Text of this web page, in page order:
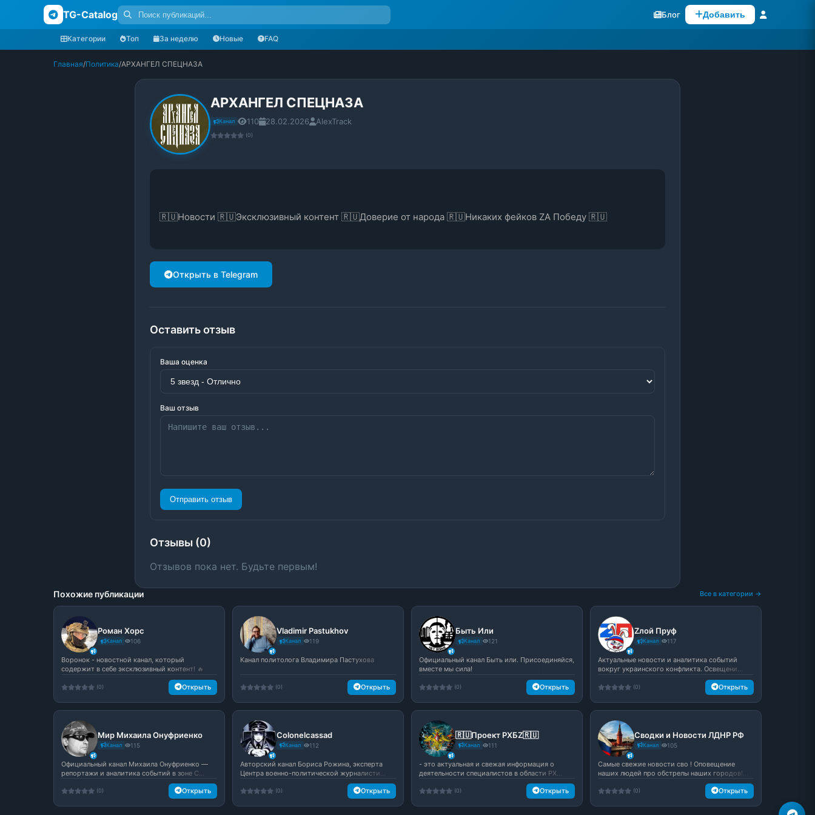
TG-Catalog Блог Добавить
Категории Топ За неделю Новые FAQ
Главная/Политика/АРХАНГЕЛ СПЕЦНАЗА
АРХАНГЕЛ СПЕЦНАЗА
Канал 110 28.02.2026 AlexTrack
(0)
🇷🇺Новости 🇷🇺Эксклюзивный контент 🇷🇺Доверие от народа 🇷🇺Никаких фейков ZA Победу 🇷🇺
Открыть в Telegram
Оставить отзыв
Ваша оценка
Ваш отзыв
Отправить отзыв
Отзывы (0)
Отзывов пока нет. Будьте первым!
Похожие публикации Все в категории →
Роман Хорс
Канал 106
Воронок - новостной канал, который
содержит в себе эксклюзивный контент! 🔥
(0) Открыть
Vladimir Pastukhov
Канал 119
Канал политолога Владимира Пастухова
(0) Открыть
Быть Или
Канал 121
Официальный канал Быть или. Присоединяйся,
вместе мы сила!
(0) Открыть
Zлой Пруф️
Канал 117
Актуальные новости и аналитика событий
вокруг украинского конфликта. Освещени...
(0) Открыть
Мир Михаила Онуфриенко
Канал 115
Официальный канал Михаила Онуфриенко —
репортажи и аналитика событий в зоне С...
(0) Открыть
Colonelcassad
Канал 112
Авторский канал Бориса Рожина, эксперта
Центра военно-политической журналисти...
(0) Открыть
🇷🇺Проект РХБZ🇷🇺
Канал 111
- это актуальная и свежая информация о
деятельности специалистов в области РХ...
(0) Открыть
Сводки и Новости ЛДНР РФ
Канал 105
Самые свежие новости сво ! Оповещение
наших людей про обстрелы наших городов!...
(0) Открыть